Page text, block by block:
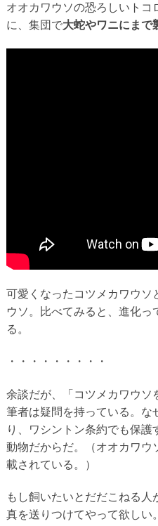
オオカワウソの恐ろしいトコ
に、集団で大蛇やワニにまで
可愛くなったコツメカワウソ
ウソ。比べてみると、進化
る。
・・・・・・・・・
余談だが、「コツメカワウソ
筆者は疑問を持っている。な
り、ワシントン条約でも保
動物だからだ。（オオカワウ
載されている。）
もし飼いたいとだだこねる
真を送りつけてやって欲しい